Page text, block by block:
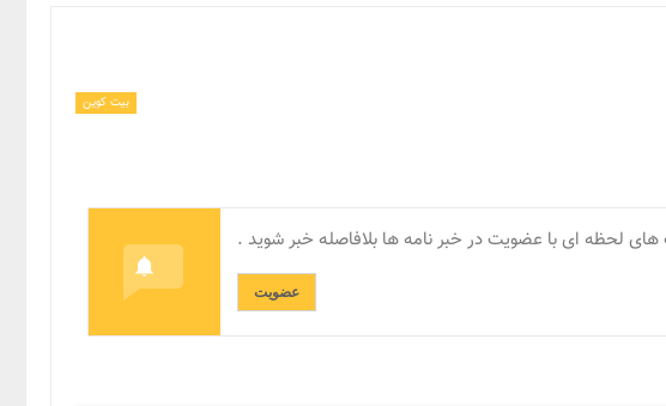
بیت کوین
های لحظه ای با عضویت در خبر نامه ها بلافاصله خبر شوید .
عضویت